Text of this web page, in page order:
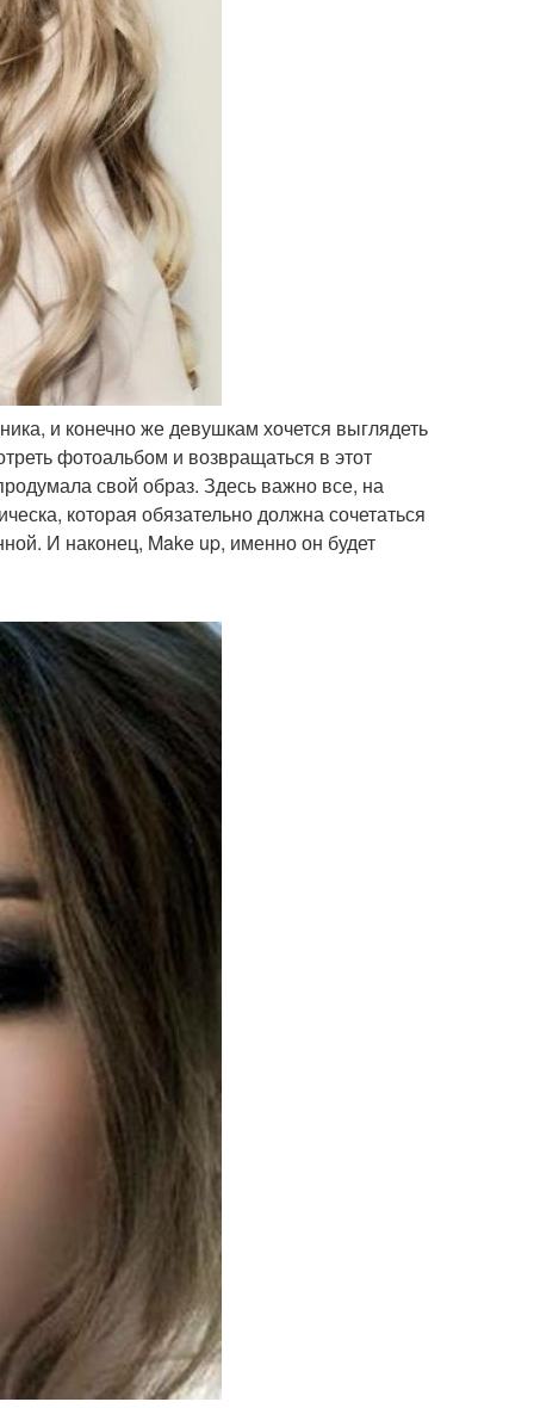
и конечно же девушкам хочется выглядеть
фотоальбом и возвращаться в этот
свой образ. Здесь важно все, на
которая обязательно должна сочетаться
И наконец, Make up, именно он будет